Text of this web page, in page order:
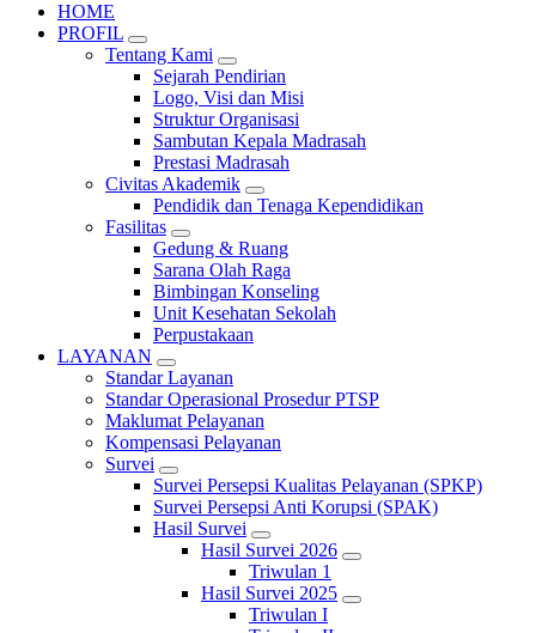
HOME
PROFIL
Tentang Kami
Sejarah Pendirian
Logo, Visi dan Misi
Struktur Organisasi
Sambutan Kepala Madrasah
Prestasi Madrasah
Civitas Akademik
Pendidik dan Tenaga Kependidikan
Fasilitas
Gedung & Ruang
Sarana Olah Raga
Bimbingan Konseling
Unit Kesehatan Sekolah
Perpustakaan
LAYANAN
Standar Layanan
Standar Operasional Prosedur PTSP
Maklumat Pelayanan
Kompensasi Pelayanan
Survei
Survei Persepsi Kualitas Pelayanan (SPKP)
Survei Persepsi Anti Korupsi (SPAK)
Hasil Survei
Hasil Survei 2026
Triwulan 1
Hasil Survei 2025
Triwulan I